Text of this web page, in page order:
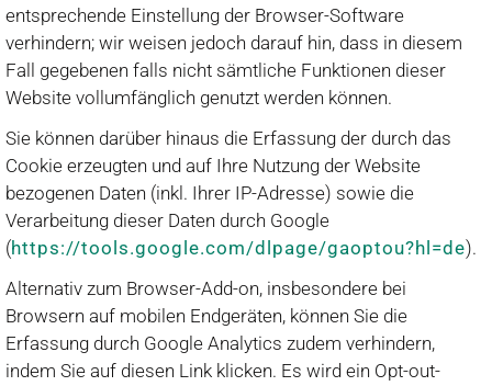
entsprechende Einstellung der Browser-Software
verhindern; wir weisen jedoch darauf hin, dass in diesem
Fall gegebenen falls nicht sämtliche Funktionen dieser
Website vollumfänglich genutzt werden können.
Sie können darüber hinaus die Erfassung der durch das
Cookie erzeugten und auf Ihre Nutzung der Website
bezogenen Daten (inkl. Ihrer IP-Adresse) sowie die
Verarbeitung dieser Daten durch Google
(https://tools.google.com/dlpage/gaoptou?hl=de).
Alternativ zum Browser-Add-on, insbesondere bei
Browsern auf mobilen Endgeräten, können Sie die
Erfassung durch Google Analytics zudem verhindern,
indem Sie auf diesen Link klicken. Es wird ein Opt-out-